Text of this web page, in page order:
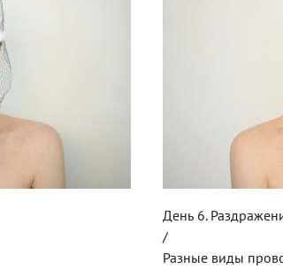
День 6.
/
Разные виды